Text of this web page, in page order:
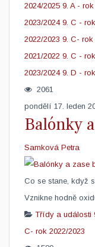
2024/2025 9. A -
2023/2024 9. C -
2022/2023 9. C- rok
2021/2022 9. C -
2023/2024 9. D -
2061
pondělí 17. leden
Balónky
Samková Petra
Co se stane, když
Vznikne hodně
Třídy a události
C- rok 2022/2023